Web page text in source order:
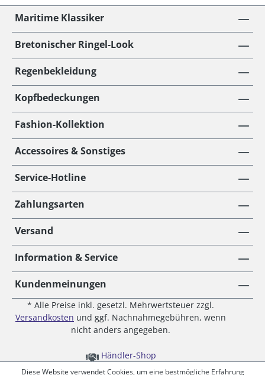
Maritime Klassiker
Bretonischer Ringel-Look
Regenbekleidung
Kopfbedeckungen
Fashion-Kollektion
Accessoires & Sonstiges
Service-Hotline
Zahlungsarten
Versand
Information & Service
Kundenmeinungen
* Alle Preise inkl. gesetzl. Mehrwertsteuer zzgl.
Versandkosten und ggf. Nachnahmegebühren, wenn
nicht anders angegeben.
Händler-Shop
Diese Website verwendet Cookies, um eine bestmögliche Erfahrung